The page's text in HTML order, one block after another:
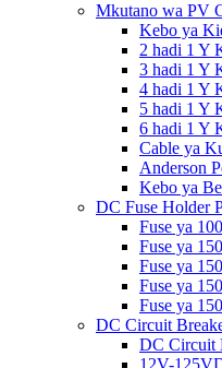
Mkutano wa PV
Kebo ya
2 hadi 1 Y
3 hadi 1 Y
4 hadi 1 Y
5 hadi 1 Y
6 hadi 1 Y
Cable ya
Anderson
Kebo ya
DC Fuse Holder
Fuse ya
Fuse ya
Fuse ya
Fuse ya
Fuse ya
DC Circuit
DC Circuit
12V-